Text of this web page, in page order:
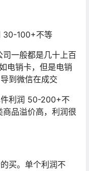
30-100+不等
一般都是几十上百
电销卡，但是电销
到微信在成交
件利润 50-200+不
品溢价高，利润很
买。单个利润不